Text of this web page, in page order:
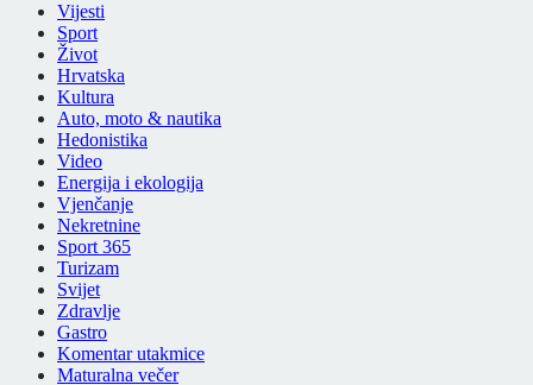
Vijesti
Sport
Život
Hrvatska
Kultura
Auto, moto & nautika
Hedonistika
Video
Energija i ekologija
Vjenčanje
Nekretnine
Sport 365
Turizam
Svijet
Zdravlje
Gastro
Komentar utakmice
Maturalna večer